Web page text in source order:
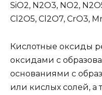
SiO2, N2O3, NO2,
Cl2O5, Cl2O7, CrO3,
Кислотные оксиды
оксидами с
основаниями с
или кислых солей, а